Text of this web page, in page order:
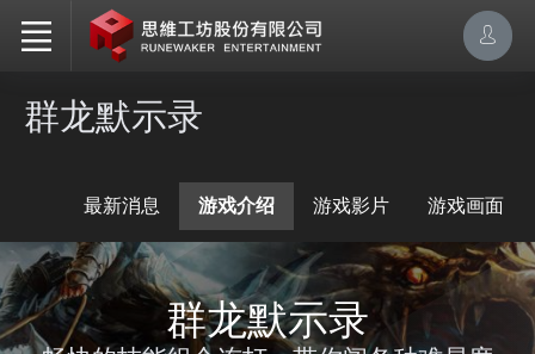
群龙默示录
最新消息 游戏介绍 游戏影片 游戏画面
群龙默示录